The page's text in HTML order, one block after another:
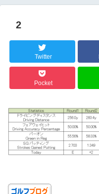
2
Twitter
Pocket